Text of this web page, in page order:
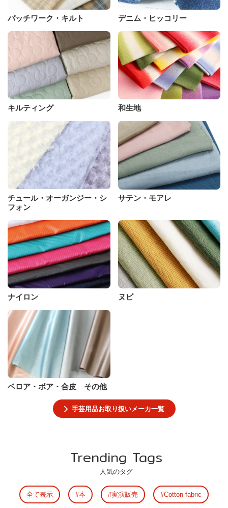
パッチワーク・キルト デニム・ヒッコリー
キルティング 和生地
チュール・オーガンジー・シ
フォン
サテン・モアレ
ナイロン ヌビ
ベロア・ボア・合皮 その他
手芸用品お取り扱いメーカ一覧
Trending Tags
人気のタグ
全て表示 本 実演販売 Cotton fabric